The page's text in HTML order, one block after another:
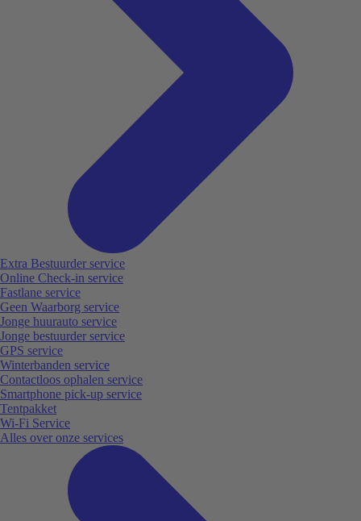
Extra Bestuurder service
Online Check-in service
Fastlane service
Geen Waarborg service
Jonge huurauto service
Jonge bestuurder service
GPS service
Winterbanden service
Contactloos ophalen service
Smartphone pick-up service
Tentpakket
Wi-Fi Service
Alles over onze services